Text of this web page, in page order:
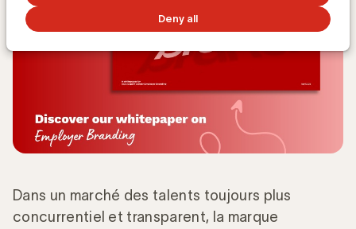
Deny all
Dans un marché des talents toujours plus
concurrentiel et transparent, la marque